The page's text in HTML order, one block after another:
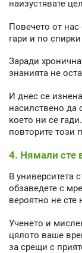
наизустявате
Повечето от
гари и по
Заради
знанията не
И днес се
насилствено да
което ни се
повторите този
4. Нямали сте
В университета
обзаведете с
вероятно не сте
Ученето и
цялото ваше
за срещи с